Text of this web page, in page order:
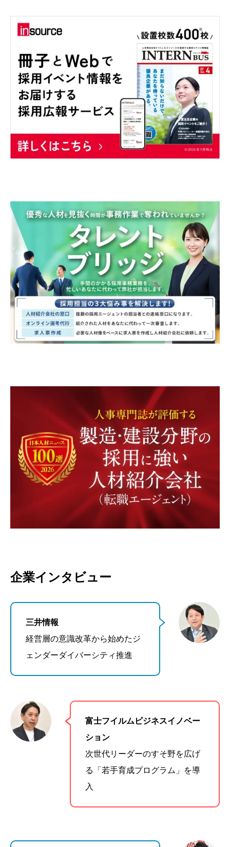
企業インタビュー
三井情報
経営層の意識改革から始めたジ
ェンダーダイバーシティ推進
富士フイルムビジネスイノベー
ション
次世代リーダーのすそ野を広げ
る「若手育成プログラム」を導
入